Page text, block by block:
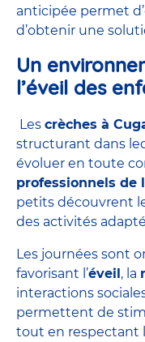
anticipée permet
d’obtenir une
Un
l’éveil des
Les crèches à
structurant dans
évoluer en toute
professionnels de
petits découvrent
des activités
Les journées sont
favorisant l’éveil, la
interactions
permettent de
tout en respectant